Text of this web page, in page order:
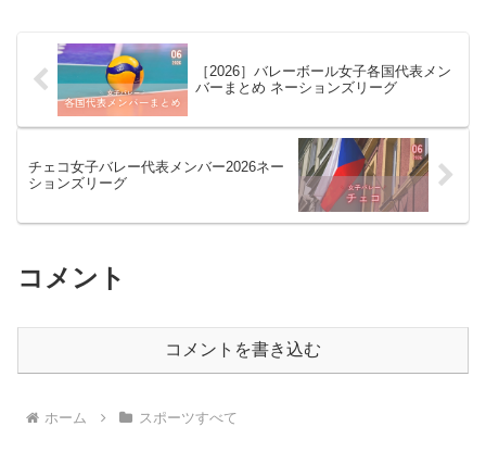
［2026］バレーボール女子各国代表メン
バーまとめ ネーションズリーグ
チェコ女子バレー代表メンバー2026ネー
ションズリーグ
コメント
コメントを書き込む
ホーム スポーツすべて